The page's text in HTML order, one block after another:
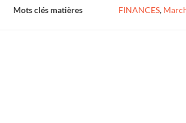
Mots clés matières
FINANCES,